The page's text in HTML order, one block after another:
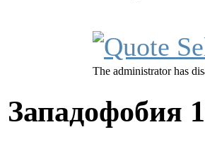
The administrator has
Западофобия